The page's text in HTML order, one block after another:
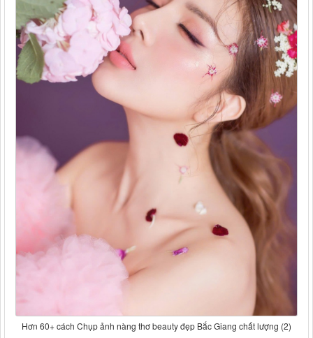
Hơn 60+ cách Chụp ảnh nàng thơ beauty đẹp Bắc Giang chất lượng (2)